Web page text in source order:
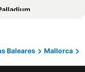
Mallorca
Majórica
Baleares
Mallorca